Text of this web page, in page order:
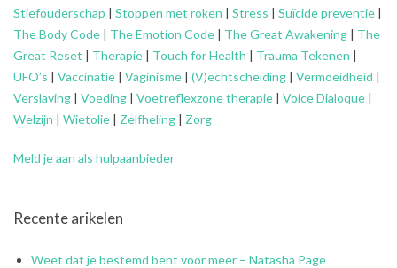
Stiefouderschap | Stoppen met roken | Stress | Suïcide preventie |
The Body Code | The Emotion Code | The Great Awakening | The
Great Reset | Therapie | Touch for Health | Trauma Tekenen |
UFO’s | Vaccinatie | Vaginisme | (V)echtscheiding | Vermoeidheid |
Verslaving | Voeding | Voetreflexzone therapie | Voice Dialoque |
Welzijn | Wietolie | Zelfheling | Zorg
Meld je aan als hulpaanbieder
Recente arikelen
Weet dat je bestemd bent voor meer – Natasha Page